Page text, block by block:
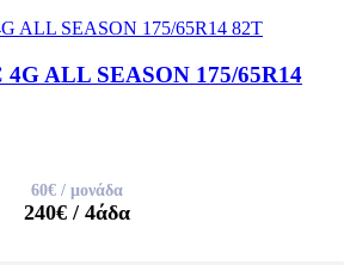
ALL SEASON 175/65R14
60€/ μονάδα
240€/ 4άδα